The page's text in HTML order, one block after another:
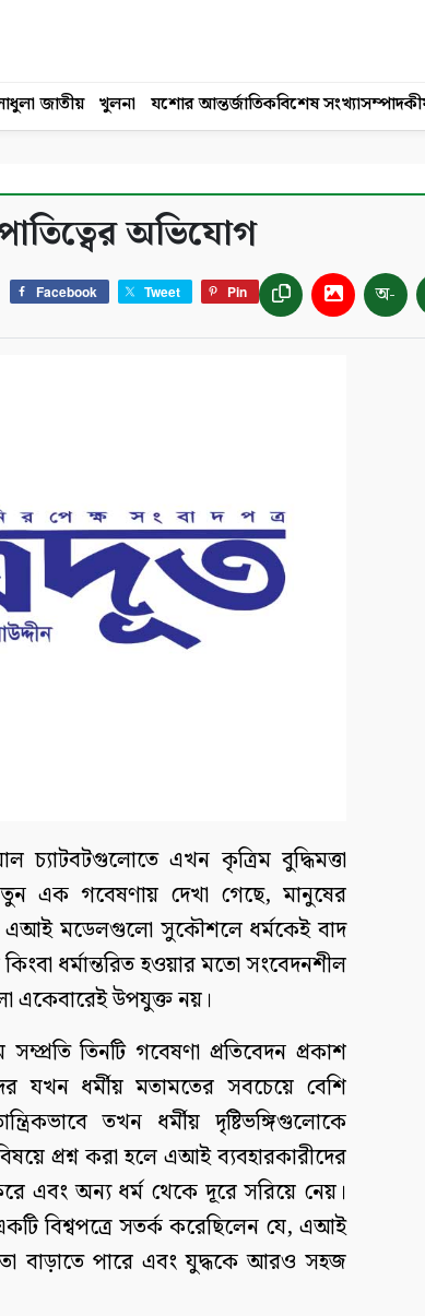
জাতীয় খুলনা যশোর আন্তর্জাতিকবিশেষ সংখ্যা
অভিযোগ
Facebook Tweet Pin অ-
চ্যাটবটগুলোতে এখন কৃত্রিম বুদ্ধিমত্তা
এক গবেষণায় দেখা গেছে, মানুষের
এআই মডেলগুলো সুকৌশলে ধর্মকেই বাদ
ধর্মান্তরিত হওয়ার মতো সংবেদনশীল
একেবারেই উপযুক্ত নয়।
তিনটি গবেষণা প্রতিবেদন প্রকাশ
যখন ধর্মীয় মতামতের সবচেয়ে বেশি
তখন ধর্মীয় দৃষ্টিভঙ্গিগুলোকে
প্রশ্ন করা হলে এআই ব্যবহারকারীদের
এবং অন্য ধর্ম থেকে দূরে সরিয়ে নেয়।
বিশ্বপত্রে সতর্ক করেছিলেন যে, এআই
বাড়াতে পারে এবং যুদ্ধকে আরও সহজ